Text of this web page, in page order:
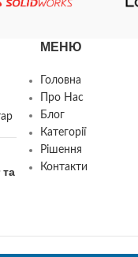
та
МЕНЮ
Головна
Про Нас
Блог
Категорії
Рішення
Контакти